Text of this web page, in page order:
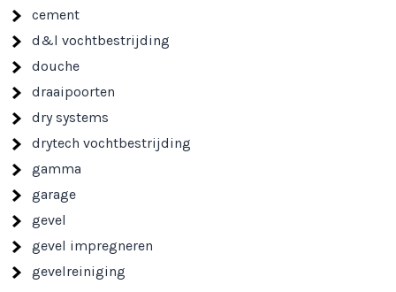
cement
d&l vochtbestrijding
douche
draaipoorten
dry systems
drytech vochtbestrijding
gamma
garage
gevel
gevel impregneren
gevelreiniging